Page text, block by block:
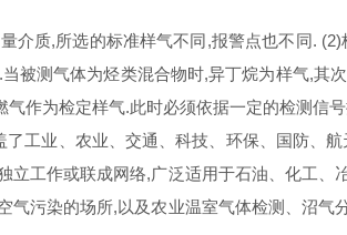
质,所选的标准样气不同,报警点也不同.
被测气体为烃类混合物时,异丁烷为样气,其
作为检定样气.此时必须依据一定的检测信
工业、农业、交通、科技、环保、国防、
工作或联成网络,广泛适用于石油、化工、
污染的场所,以及农业温室气体检测、沼气